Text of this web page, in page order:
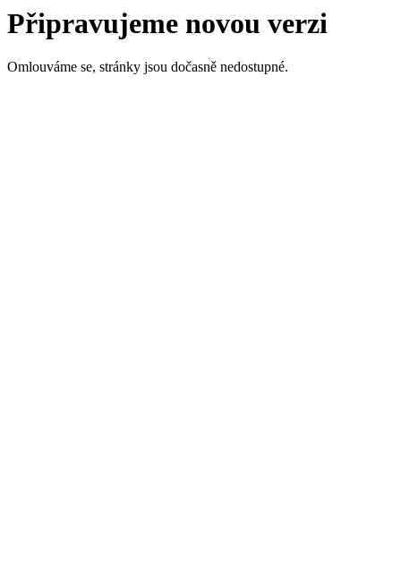
Připravujeme novou verzi
Omlouváme se, stránky jsou dočasně nedostupné.